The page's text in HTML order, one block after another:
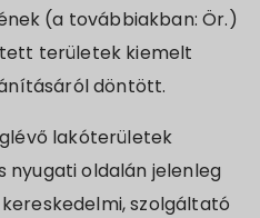
ügyintézés
(a továbbiakban: Ör.)
területek kiemelt
döntött.
lakóterületek
nyugati oldalán jelenleg
szolgáltató